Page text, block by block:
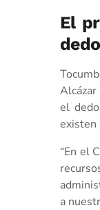
El
el
existen
“En el
a